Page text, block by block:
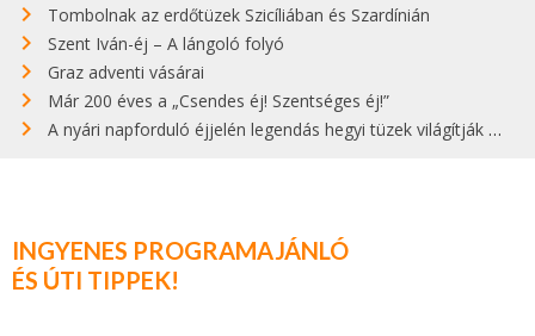
Tombolnak az erdőtüzek Szicíliában és Szardínián
Szent Iván-éj – A lángoló folyó
Graz adventi vásárai
Már 200 éves a „Csendes éj! Szentséges éj!”
A nyári napforduló éjjelén legendás hegyi tüzek világítják meg Zugspitzét
INGYENES PROGRAMAJÁNLÓ
ÉS ÚTI TIPPEK!